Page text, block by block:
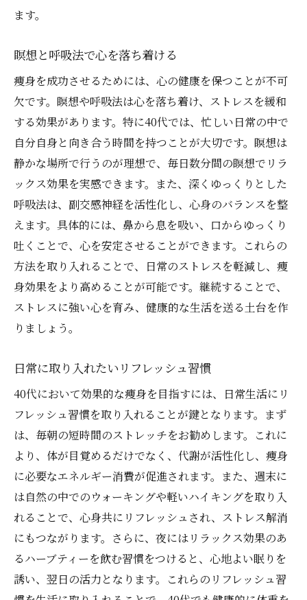
ます。
瞑想と呼吸法で心を落ち着ける
痩身を成功させるためには、心の健康を保つことが不可
欠です。瞑想や呼吸法は心を落ち着け、ストレスを緩和
する効果があります。特に40代では、忙しい日常の中で
自分自身と向き合う時間を持つことが大切です。瞑想は
静かな場所で行うのが理想で、毎日数分間の瞑想でリラ
ックス効果を実感できます。また、深くゆっくりとした
呼吸法は、副交感神経を活性化し、心身のバランスを整
えます。具体的には、鼻から息を吸い、口からゆっくり
吐くことで、心を安定させることができます。これらの
方法を取り入れることで、日常のストレスを軽減し、痩
身効果をより高めることが可能です。継続することで、
ストレスに強い心を育み、健康的な生活を送る土台を作
りましょう。
日常に取り入れたいリフレッシュ習慣
40代において効果的な痩身を目指すには、日常生活にリ
フレッシュ習慣を取り入れることが鍵となります。まず
は、毎朝の短時間のストレッチをお勧めします。これに
より、体が目覚めるだけでなく、代謝が活性化し、痩身
に必要なエネルギー消費が促進されます。また、週末に
は自然の中でのウォーキングや軽いハイキングを取り入
れることで、心身共にリフレッシュされ、ストレス解消
にもつながります。さらに、夜にはリラックス効果のあ
るハーブティーを飲む習慣をつけると、心地よい眠りを
誘い、翌日の活力となります。これらのリフレッシュ習